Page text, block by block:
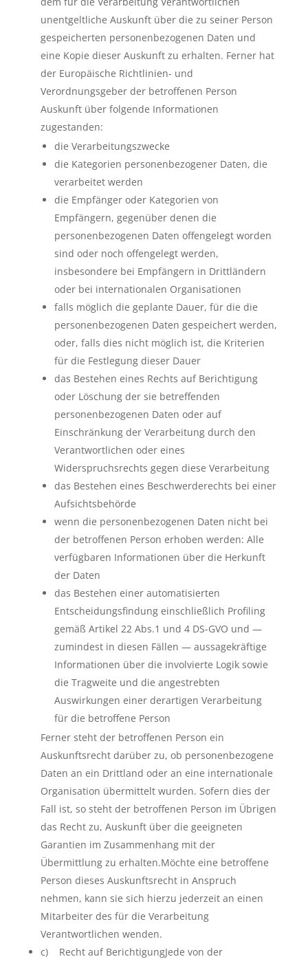
unentgeltliche Auskunft über die zu seiner Person
gespeicherten personenbezogenen Daten und
eine Kopie dieser Auskunft zu erhalten. Ferner hat
der Europäische Richtlinien- und
Verordnungsgeber der betroffenen Person
Auskunft über folgende Informationen
zugestanden:
die Verarbeitungszwecke
die Kategorien personenbezogener Daten, die
verarbeitet werden
die Empfänger oder Kategorien von
Empfängern, gegenüber denen die
personenbezogenen Daten offengelegt worden
sind oder noch offengelegt werden,
insbesondere bei Empfängern in Drittländern
oder bei internationalen Organisationen
falls möglich die geplante Dauer, für die die
personenbezogenen Daten gespeichert werden,
oder, falls dies nicht möglich ist, die Kriterien
für die Festlegung dieser Dauer
das Bestehen eines Rechts auf Berichtigung
oder Löschung der sie betreffenden
personenbezogenen Daten oder auf
Einschränkung der Verarbeitung durch den
Verantwortlichen oder eines
Widerspruchsrechts gegen diese Verarbeitung
das Bestehen eines Beschwerderechts bei einer
Aufsichtsbehörde
wenn die personenbezogenen Daten nicht bei
der betroffenen Person erhoben werden: Alle
verfügbaren Informationen über die Herkunft
der Daten
das Bestehen einer automatisierten
Entscheidungsfindung einschließlich Profiling
gemäß Artikel 22 Abs.1 und 4 DS-GVO und —
zumindest in diesen Fällen — aussagekräftige
Informationen über die involvierte Logik sowie
die Tragweite und die angestrebten
Auswirkungen einer derartigen Verarbeitung
für die betroffene Person
Ferner steht der betroffenen Person ein
Auskunftsrecht darüber zu, ob personenbezogene
Daten an ein Drittland oder an eine internationale
Organisation übermittelt wurden. Sofern dies der
Fall ist, so steht der betroffenen Person im Übrigen
das Recht zu, Auskunft über die geeigneten
Garantien im Zusammenhang mit der
Übermittlung zu erhalten.Möchte eine betroffene
Person dieses Auskunftsrecht in Anspruch
nehmen, kann sie sich hierzu jederzeit an einen
Mitarbeiter des für die Verarbeitung
Verantwortlichen wenden.
c) Recht auf BerichtigungJede von der